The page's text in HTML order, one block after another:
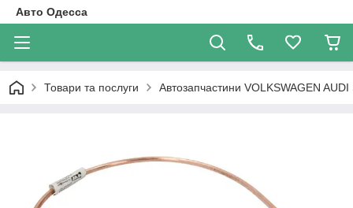
Авто Одесса
Товари та послуги Автозапчастини VOLKSWAGEN AUDI